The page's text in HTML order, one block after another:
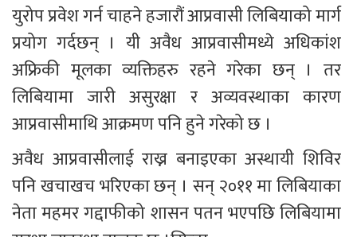
युरोप प्रवेश गर्न चाहने हजारौं आप्रवासी लिबियाको मार्ग
प्रयोग गर्दछन् । यी अवैध आप्रवासीमध्ये अधिकांश
अफ्रिकी मूलका व्यक्तिहरु रहने गरेका छन् । तर
लिबियामा जारी असुरक्षा र अव्यवस्थाका कारण
आप्रवासीमाथि आक्रमण पनि हुने गरेको छ ।
अवैध आप्रवासीलाई राख्न बनाइएका अस्थायी शिविर
पनि खचाखच भरिएका छन् । सन् २०११ मा लिबियाका
नेता महमर गद्दाफीको शासन पतन भएपछि लिबियामा